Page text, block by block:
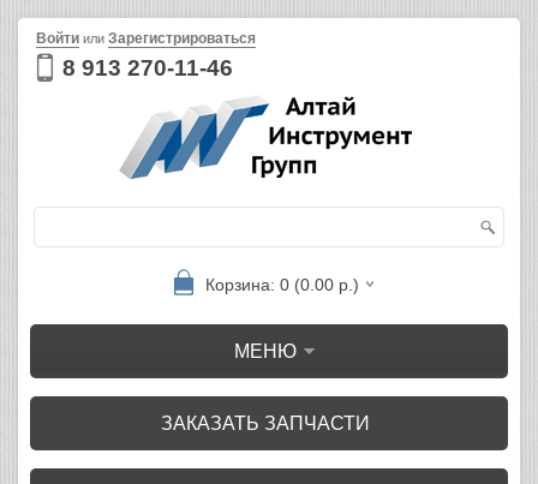
8 913 270-11-46
Войти или Зарегистрироваться
Корзина: 0 (0.00 р.)
МЕНЮ
ЗАКАЗАТЬ ЗАПЧАСТИ